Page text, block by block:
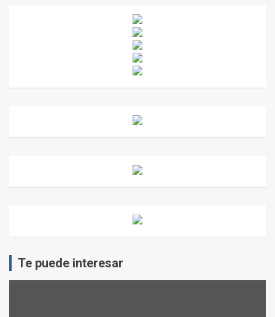
Te puede interesar